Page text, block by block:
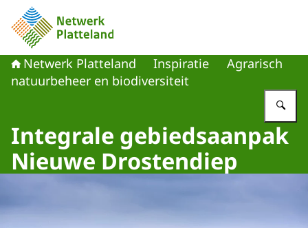
Naar de homepage van Netwerk Platteland
Netwerk Platteland Inspiratie
Agrarisch
natuurbeheer en biodiversiteit
Integrale gebiedsaanpak
Nieuwe Drostendiep